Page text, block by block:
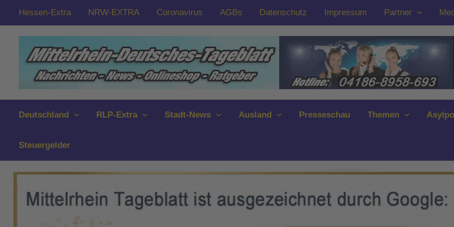
Zum
springen
Hessen-Extra NRW-EXTRA Coronavirus AGBs Datenschutz Impressum Partner
Deutschland RLP-Extra Stadt-News Ausland Presseschau Themen
Steuergelder